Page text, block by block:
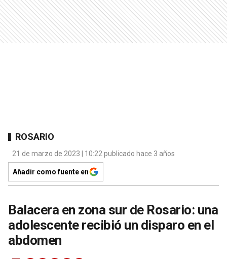
ROSARIO
21 de marzo de 2023 | 10:22 publicado hace 3 años
Añadir como fuente en
Balacera en zona sur de Rosario: una
adolescente recibió un disparo en el
abdomen